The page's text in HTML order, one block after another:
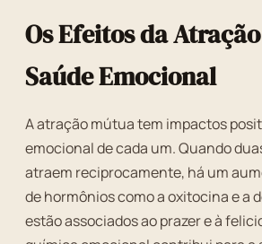
Os Efeitos da
Saúde Emocional
A atração mútua tem impactos
emocional de cada um. Quando
atraem reciprocamente, há um
de hormônios como a oxitocina e a
estão associados ao prazer e à